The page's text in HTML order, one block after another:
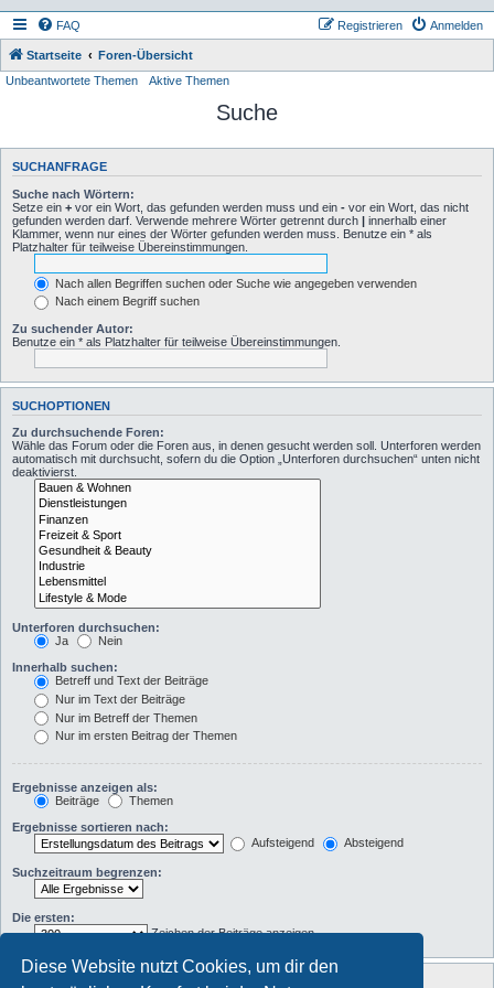
Diese Website nutzt Cookies, um dir den
FAQ Anmelden
Registrieren
Startseite
Foren-Übersicht
Unbeantwortete Themen
Aktive Themen
Suche
SUCHANFRAGE
Suche nach Wörtern:
Setze ein + vor ein Wort, das gefunden werden muss und ein - vor ein Wort, das nicht
gefunden werden darf. Verwende mehrere Wörter getrennt durch | innerhalb einer
Klammer, wenn nur eines der Wörter gefunden werden muss. Benutze ein * als
Platzhalter für teilweise Übereinstimmungen.
Nach allen Begriffen suchen oder Suche wie angegeben verwenden
Nach einem Begriff suchen
Zu suchender Autor:
Benutze ein * als Platzhalter für teilweise Übereinstimmungen.
SUCHOPTIONEN
Zu durchsuchende Foren:
Wähle das Forum oder die Foren aus, in denen gesucht werden soll. Unterforen werden
automatisch mit durchsucht, sofern du die Option „Unterforen durchsuchen“ unten nicht
deaktivierst.
Unterforen durchsuchen:
Ja
Nein
Innerhalb suchen:
Betreff und Text der Beiträge
Nur im Text der Beiträge
Nur im Betreff der Themen
Nur im ersten Beitrag der Themen
Ergebnisse anzeigen als:
Beiträge
Themen
Ergebnisse sortieren nach:
Aufsteigend
Absteigend
Suchzeitraum begrenzen:
Die ersten:
Zeichen der Beiträge anzeigen